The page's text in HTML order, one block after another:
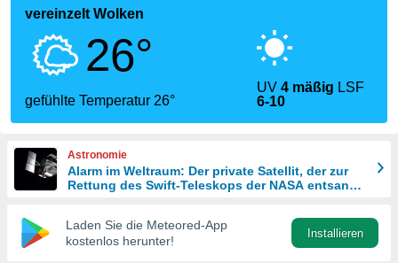
wurde
dass
sind.
diese
vereinzelt Wolken
26°
gefühlte Temperatur 26°
UV4 mäßig LSF
6-10
Astronomie
Alarm im Weltraum: Der private Satellit, der zur
Rettung des Swift-Teleskops der NASA entsandt
Laden Sie die Meteored-App
kostenlos herunter!
Installieren